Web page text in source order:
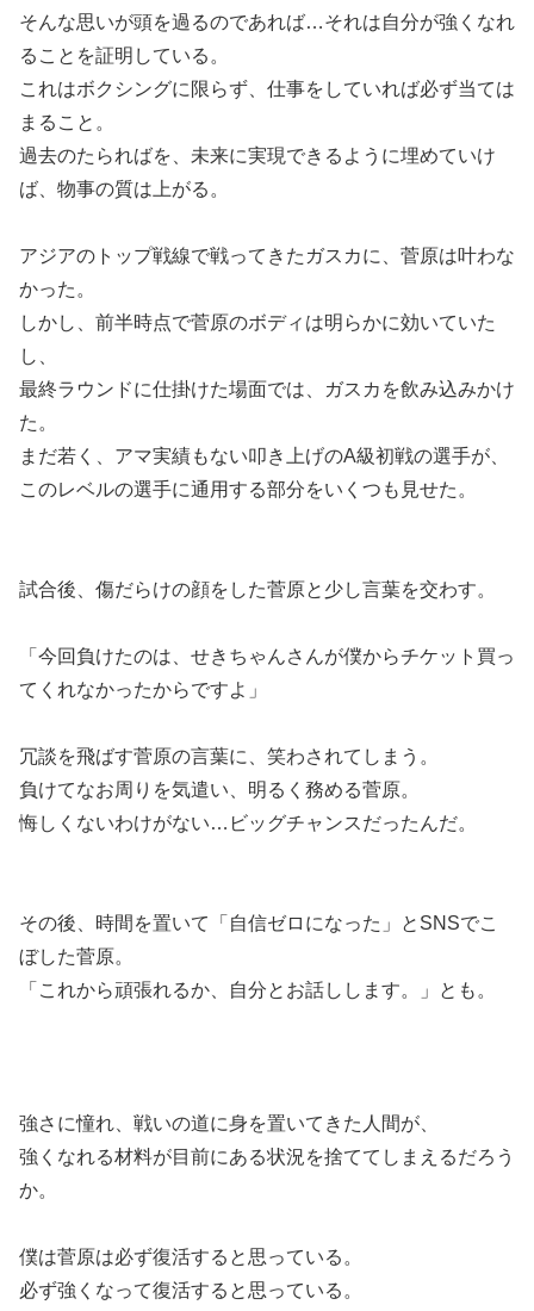
そんな思いが頭を過るのであれば…それは自分が強くなれ
ることを証明している。
これはボクシングに限らず、仕事をしていれば必ず当ては
まること。
過去のたらればを、未来に実現できるように埋めていけ
ば、物事の質は上がる。
アジアのトップ戦線で戦ってきたガスカに、菅原は叶わな
かった。
しかし、前半時点で菅原のボディは明らかに効いていた
し、
最終ラウンドに仕掛けた場面では、ガスカを飲み込みかけ
た。
まだ若く、アマ実績もない叩き上げのA級初戦の選手が、
このレベルの選手に通用する部分をいくつも見せた。
試合後、傷だらけの顔をした菅原と少し言葉を交わす。
「今回負けたのは、せきちゃんさんが僕からチケット買っ
てくれなかったからですよ」
冗談を飛ばす菅原の言葉に、笑わされてしまう。
負けてなお周りを気遣い、明るく務める菅原。
悔しくないわけがない…ビッグチャンスだったんだ。
その後、時間を置いて「自信ゼロになった」とSNSでこ
ぼした菅原。
「これから頑張れるか、自分とお話しします。」とも。
強さに憧れ、戦いの道に身を置いてきた人間が、
強くなれる材料が目前にある状況を捨ててしまえるだろう
か。
僕は菅原は必ず復活すると思っている。
必ず強くなって復活すると思っている。